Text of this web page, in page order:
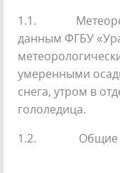
1.1.
данным ФГБУ
умеренными
снега, утром в
гололедица.
1.2. Общие